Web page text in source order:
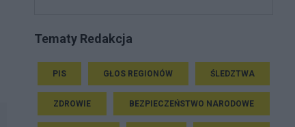
Tematy Redakcja
PIS GŁOS REGIONÓW ŚLEDZTWA
ZDROWIE BEZPIECZEŃSTWO NARODOWE